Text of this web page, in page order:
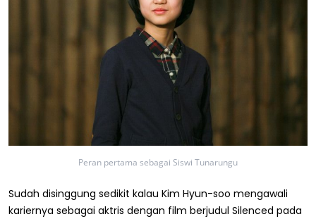
Peran pertama sebagai Siswi Tunarungu
Sudah disinggung sedikit kalau Kim Hyun-soo mengawali
kariernya sebagai aktris dengan film berjudul Silenced pada